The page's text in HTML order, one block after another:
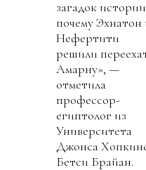
загадок
почему Эхнатон
Нефертити
решили
Амарну», —
отметила
профессор-
египтолог из
Университета
Джонса
Бетси Брайан.